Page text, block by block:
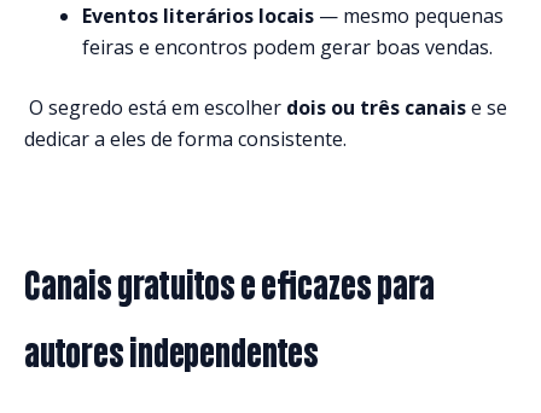
Eventos literários locais — mesmo pequenas
feiras e encontros podem gerar boas vendas.
O segredo está em escolher dois ou três canaise se
dedicar a eles de forma consistente.
Canais gratuitos e eficazes para
autores independentes